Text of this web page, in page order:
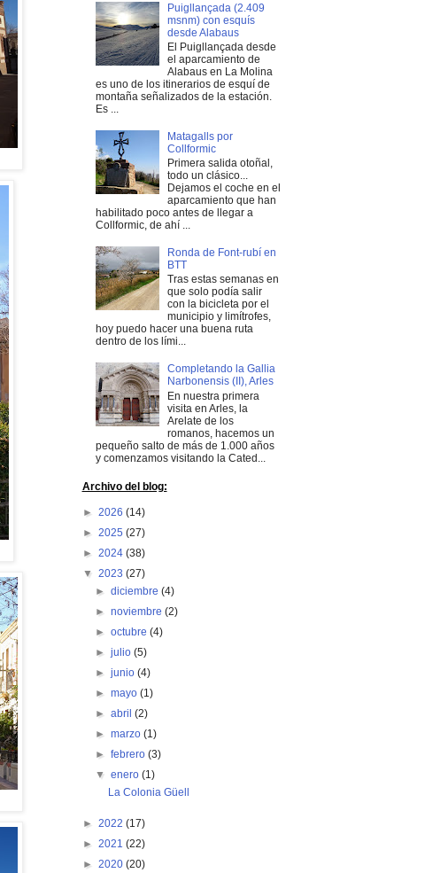
Puigllançada (2.409
msnm) con esquís
desde Alabaus
El Puigllançada desde
el aparcamiento de
Alabaus en La Molina
es uno de los itinerarios de esquí de
montaña señalizados de la estación.
Es ...
Matagalls por
Collformic
Primera salida otoñal,
todo un clásico...
Dejamos el coche en el
aparcamiento que han
habilitado poco antes de llegar a
Collformic, de ahí ...
Ronda de Font-rubí en
BTT
Tras estas semanas en
que solo podía salir
con la bicicleta por el
municipio y limítrofes,
hoy puedo hacer una buena ruta
dentro de los lími...
Completando la Gallia
Narbonensis (II), Arles
En nuestra primera
visita en Arles, la
Arelate de los
romanos, hacemos un
pequeño salto de más de 1.000 años
y comenzamos visitando la Cated...
Archivo del blog:
► 2026 (14)
► 2025 (27)
► 2024 (38)
▼ 2023 (27)
► diciembre (4)
► noviembre (2)
► octubre (4)
► julio (5)
► junio (4)
► mayo (1)
► abril (2)
► marzo (1)
► febrero (3)
▼ enero (1)
La Colonia Güell
► 2022 (17)
► 2021 (22)
► 2020 (20)